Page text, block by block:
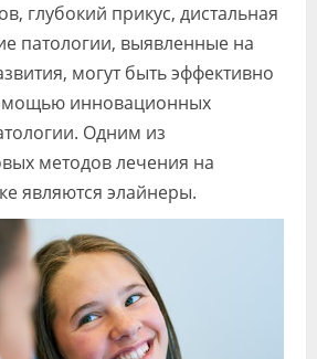
глубокий прикус, дистальная
патологии, выявленные на
могут быть эффективно
инновационных
Одним из
методов лечения на
являются элайнеры.